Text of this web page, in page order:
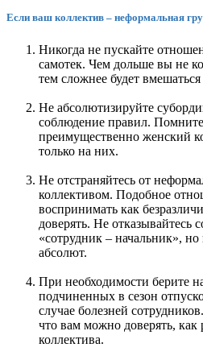
Если ваш коллектив – неформальная
Никогда не пускайте
самотек. Чем дольше вы не
тем сложнее будет
Не абсолютизируйте
соблюдение правил.
преимущественно женский
только на них.
Не отстраняйтесь от
коллективом. Подобное
воспринимать как
доверять. Не отказывайтесь
«сотрудник – начальник»,
абсолют.
При необходимости берите
подчиненных в сезон
случае болезней
что вам можно доверять, как
коллектива.